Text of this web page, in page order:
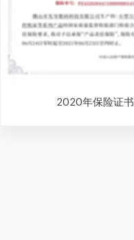
2020年保险证书